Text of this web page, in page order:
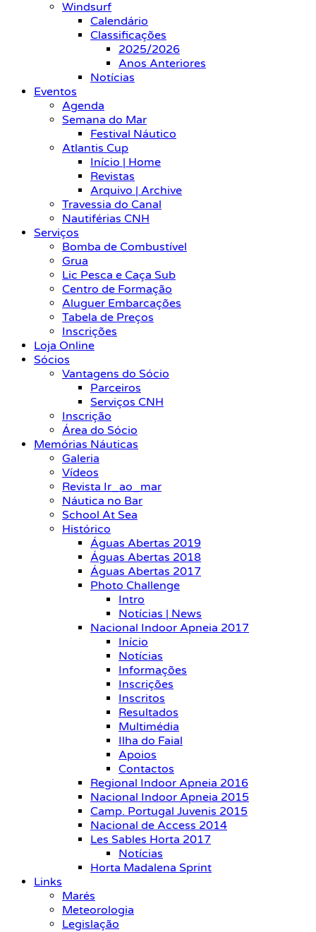
Windsurf
Calendário
Classificações
2025/2026
Anos Anteriores
Notícias
Eventos
Agenda
Semana do Mar
Festival Náutico
Atlantis Cup
Início | Home
Revistas
Arquivo | Archive
Travessia do Canal
Nautiférias CNH
Serviços
Bomba de Combustível
Grua
Lic Pesca e Caça Sub
Centro de Formação
Aluguer Embarcações
Tabela de Preços
Inscrições
Loja Online
Sócios
Vantagens do Sócio
Parceiros
Serviços CNH
Inscrição
Área do Sócio
Memórias Náuticas
Galeria
Vídeos
Revista Ir_ao_mar
Náutica no Bar
School At Sea
Histórico
Águas Abertas 2019
Águas Abertas 2018
Águas Abertas 2017
Photo Challenge
Intro
Notícias | News
Nacional Indoor Apneia 2017
Início
Notícias
Informações
Inscrições
Inscritos
Resultados
Multimédia
Ilha do Faial
Apoios
Contactos
Regional Indoor Apneia 2016
Nacional Indoor Apneia 2015
Camp. Portugal Juvenis 2015
Nacional de Access 2014
Les Sables Horta 2017
Notícias
Horta Madalena Sprint
Links
Marés
Meteorologia
Legislação